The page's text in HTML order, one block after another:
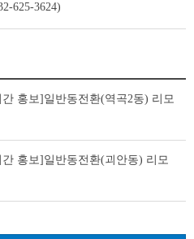
625-3624)
홍보]일반동전환(역곡2동) 리모
홍보]일반동전환(괴안동) 리모